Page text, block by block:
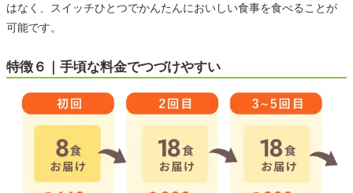
はなく、スイッチひとつでかんたんにおいしい食事を食べることが
可能です。
特徴６｜手頃な料金でつづけやすい